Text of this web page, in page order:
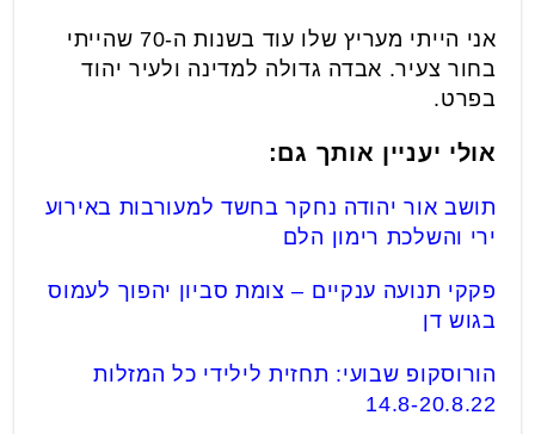
אני הייתי מעריץ שלו עוד בשנות ה-70 שהייתי
בחור צעיר. אבדה גדולה למדינה ולעיר יהוד
בפרט.
אולי יעניין אותך גם:
תושב אור יהודה נחקר בחשד למעורבות באירוע
ירי והשלכת רימון הלם
פקקי תנועה ענקיים – צומת סביון יהפוך לעמוס
בגוש דן
הורוסקופ שבועי: תחזית לילידי כל המזלות
14.8-20.8.22